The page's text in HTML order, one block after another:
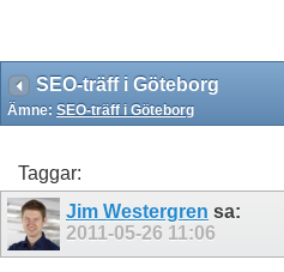
SEO-träff i Göteborg
Ämne: SEO-träff i Göteborg
Taggar:
Jim Westergren sa:
2011-05-26 11:06